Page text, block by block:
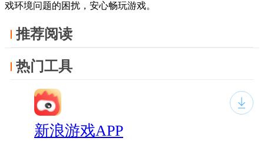
戏环境问题的困扰，安心畅玩游戏。
推荐阅读
热门工具
新浪游戏APP